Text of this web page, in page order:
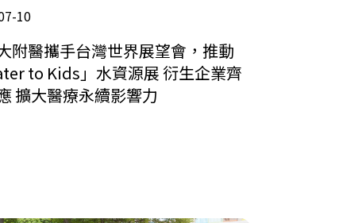
10
附醫攜手台灣世界展望會，推動
to Kids」水資源展 衍生企業齊
擴大醫療永續影響力